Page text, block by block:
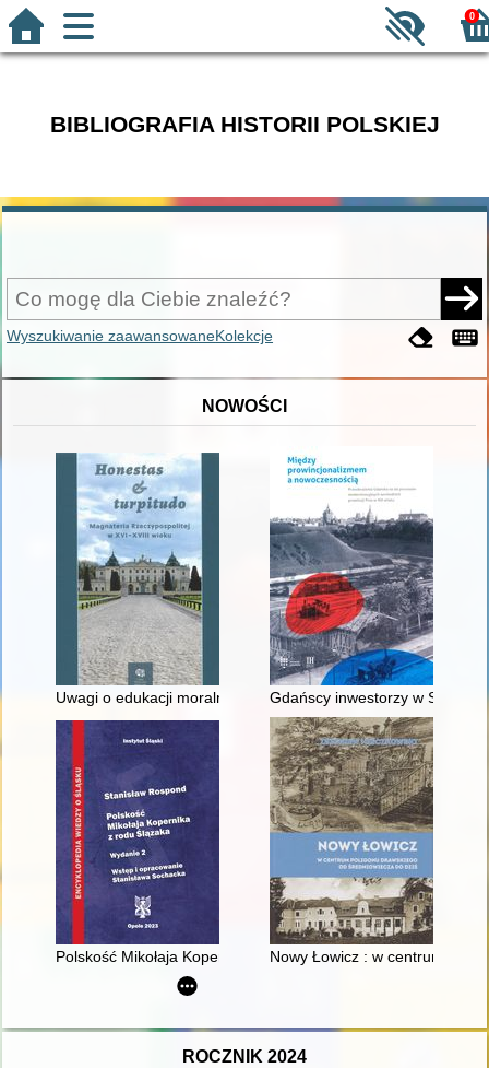
0
BIBLIOGRAFIA HISTORII POLSKIEJ
Wyszukiwanie zaawansowaneKolekcje
NOWOŚCI
Uwagi o edukacji moralnej synów szlacheckich w XVI-
Gdańscy inwestorzy w
Polskość Mikołaja Kopernika z rodu ŚlązakaNowy Łowicz : w centrum
ROCZNIK 2024